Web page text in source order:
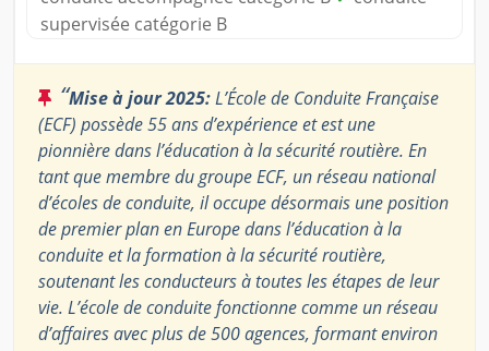
supervisée catégorie B
“Mise à jour 2025:L’École de Conduite Française
(ECF) possède 55 ans d’expérience et est une
pionnière dans l’éducation à la sécurité routière. En
tant que membre du groupe ECF, un réseau national
d’écoles de conduite, il occupe désormais une position
de premier plan en Europe dans l’éducation à la
conduite et la formation à la sécurité routière,
soutenant les conducteurs à toutes les étapes de leur
vie. L’école de conduite fonctionne comme un réseau
d’affaires avec plus de 500 agences, formant environ